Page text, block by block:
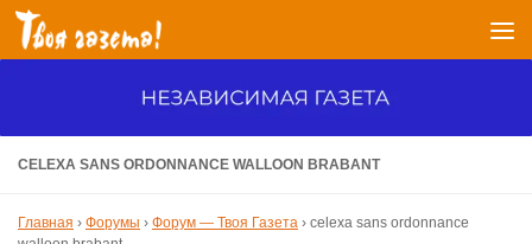
Перейти к содержимому
CELEXA SANS ORDONNANCE WALLOON BRABANT
Главная › Форумы › Форум — Твоя Газета › celexa sans ordonnance